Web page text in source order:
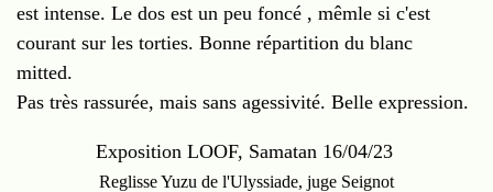
est intense. Le dos est un peu foncé , mêmle si c'est
courant sur les torties. Bonne répartition du blanc
mitted.
Pas très rassurée, mais sans agessivité. Belle expression.
Exposition LOOF, Samatan 16/04/23
Reglisse Yuzu de l'Ulyssiade, juge Seignot